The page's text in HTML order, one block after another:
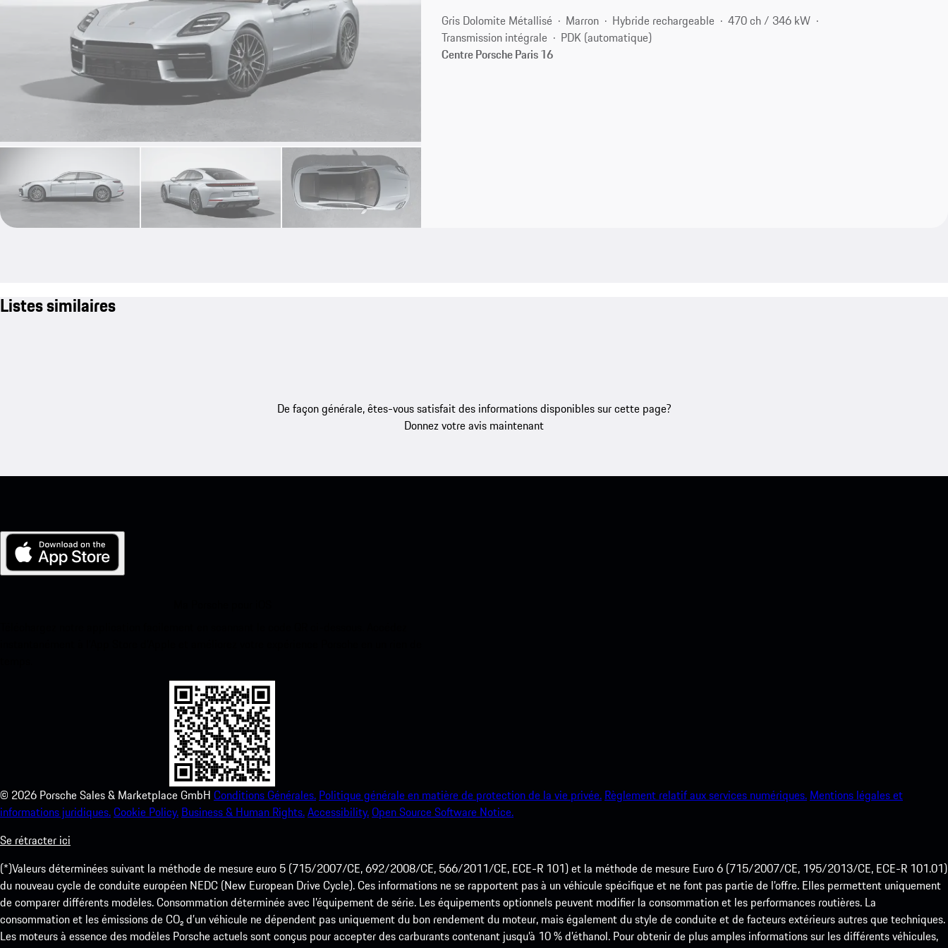
Gris Dolomite Métallisé Marron Hybride rechargeable
470 ch / 346 kW
Transmission intégrale
PDK (automatique)
Centre Porsche Paris 16
Listes similaires
De façon générale, êtes-vous satisfait des informations disponibles sur cette page?
Donnez votre avis maintenant
© 2026 Porsche Sales & Marketplace GmbH Conditions Générales. Politique générale en matière de protection de la vie privée. Règlement relatif aux services numériques. Mentions légales et
informations juridiques.Cookie Policy. Business & Human Rights.Accessibility.Open Source Software Notice.
Se rétracter ici
(*)Valeurs déterminées suivant la méthode de mesure euro 5 (715/2007/CE, 692/2008/CE, 566/2011/CE, ECE-R 101) et la méthode de mesure Euro 6 (715/2007/CE, 195/2013/CE, ECE-R 101.01)
du nouveau cycle de conduite européen NEDC (New European Drive Cycle). Ces informations ne se rapportent pas à un véhicule spécifique et ne font pas partie de l’offre. Elles permettent uniquement
de comparer différents modèles. Consommation déterminée avec l’équipement de série. Les équipements optionnels peuvent modifier la consommation et les performances routières. La
consommation et les émissions de CO₂ d’un véhicule ne dépendent pas uniquement du bon rendement du moteur, mais également du style de conduite et de facteurs extérieurs autres que techniques.
Les moteurs à essence des modèles Porsche actuels sont conçus pour accepter des carburants contenant jusqu’à 10 % d’éthanol. Pour obtenir de plus amples informations sur les différents véhicules,